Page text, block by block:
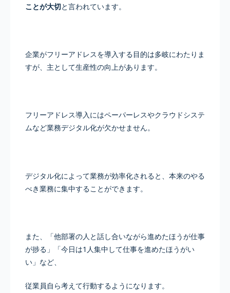
ことが大切と言われています。
企業がフリーアドレスを導入する目的は多岐にわたりま
すが、主として生産性の向上があります。
フリーアドレス導入にはペーパーレスやクラウドシステ
ムなど業務デジタル化が欠かせません。
デジタル化によって業務が効率化されると、本来のやる
べき業務に集中することができます。
また、「他部署の人と話し合いながら進めたほうが仕事
が捗る」「今日は1人集中して仕事を進めたほうがい
い」など、
従業員自ら考えて行動するようになります。